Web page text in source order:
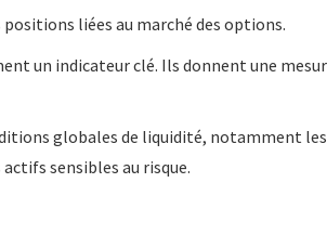
liées au marché des options.
un indicateur clé. Ils donnent une
globales de liquidité, notamment
sensibles au risque.